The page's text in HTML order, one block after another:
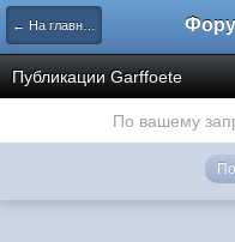
← На главную
Публикации Garffoete
По вашему